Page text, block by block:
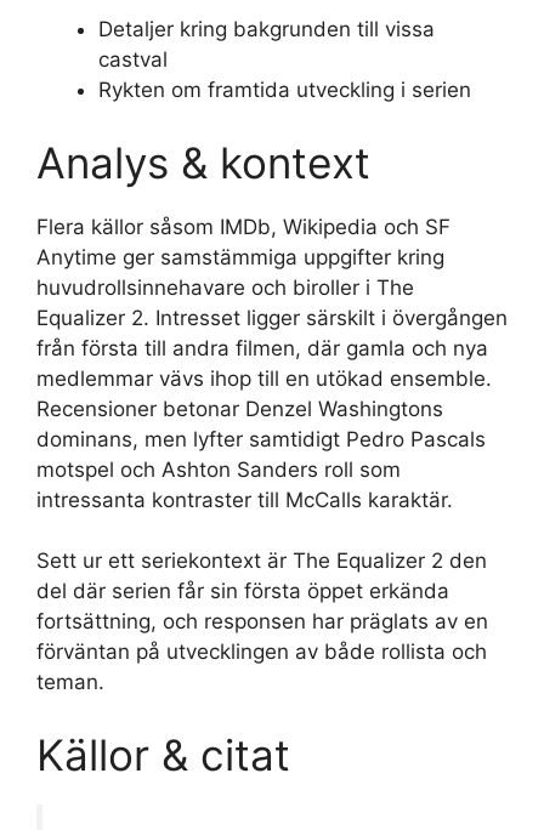
Detaljer kring bakgrunden till vissa
castval
Rykten om framtida utveckling i serien
Analys & kontext
Flera källor såsom IMDb, Wikipedia och SF
Anytime ger samstämmiga uppgifter kring
huvudrollsinnehavare och biroller i The
Equalizer 2. Intresset ligger särskilt i övergången
från första till andra filmen, där gamla och nya
medlemmar vävs ihop till en utökad ensemble.
Recensioner betonar Denzel Washingtons
dominans, men lyfter samtidigt Pedro Pascals
motspel och Ashton Sanders roll som
intressanta kontraster till McCalls karaktär.
Sett ur ett seriekontext är The Equalizer 2 den
del där serien får sin första öppet erkända
fortsättning, och responsen har präglats av en
förväntan på utvecklingen av både rollista och
teman.
Källor & citat